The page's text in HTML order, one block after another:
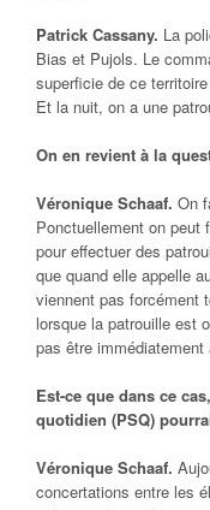
Patrick Cassany. La
Bias et Pujols. Le
superficie de ce
Et la nuit, on a une
On en revient à la
Véronique Schaaf. On
Ponctuellement on peut
pour effectuer des
que quand elle appelle
viennent pas forcément
lorsque la patrouille est
pas être immédiatement
Est-ce que dans ce
quotidien (PSQ)
Véronique Schaaf.
concertations entre les